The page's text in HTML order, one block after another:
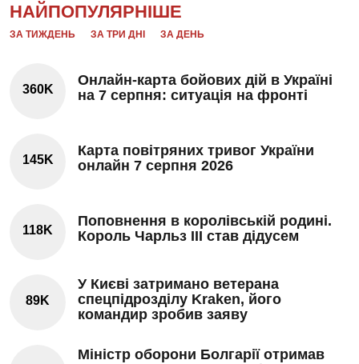
НАЙПОПУЛЯРНІШЕ
ЗА ТИЖДЕНЬ ЗА ТРИ ДНІ ЗА ДЕНЬ
360K
Онлайн-карта бойових дій в Україні
на 7 серпня: ситуація на фронті
145K
Карта повітряних тривог України
онлайн 7 серпня 2026
118K
Поповнення в королівській родині.
Король Чарльз III став дідусем
89K
У Києві затримано ветерана
спецпідрозділу Kraken, його
командир зробив заяву
Міністр оборони Болгарії отримав